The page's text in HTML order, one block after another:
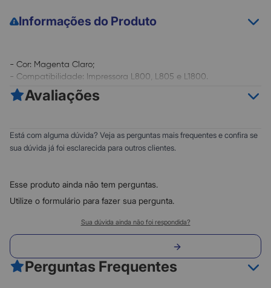
Informações do Produto
- Cor: Magenta Claro;
- Compatibilidade: Impressora L800, L805 e L1800.
Benefícios:
- Facilidade para a reposição de tinta, sem fazer sujeira nem
danificar o equipamento.
- Economize e troque somente a cor que acabar.
- Garantia do fabricante
Avaliações
5
4
1
0
Está com alguma dúvida? Veja as perguntas mais frequentes e confira se
sua dúvida já foi esclarecida para outros clientes.
Esse produto ainda não tem perguntas.
Utilize o formulário para fazer sua pergunta.
Sua dúvida ainda não foi respondida?
Perguntas Frequentes